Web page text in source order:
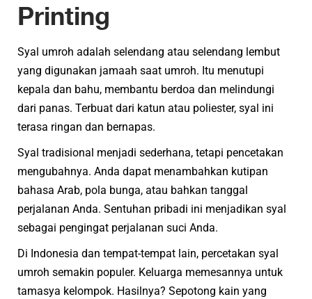
Printing
Syal umroh adalah selendang atau selendang lembut
yang digunakan jamaah saat umroh. Itu menutupi
kepala dan bahu, membantu berdoa dan melindungi
dari panas. Terbuat dari katun atau poliester, syal ini
terasa ringan dan bernapas.
Syal tradisional menjadi sederhana, tetapi pencetakan
mengubahnya. Anda dapat menambahkan kutipan
bahasa Arab, pola bunga, atau bahkan tanggal
perjalanan Anda. Sentuhan pribadi ini menjadikan syal
sebagai pengingat perjalanan suci Anda.
Di Indonesia dan tempat-tempat lain, percetakan syal
umroh semakin populer. Keluarga memesannya untuk
tamasya kelompok. Hasilnya? Sepotong kain yang